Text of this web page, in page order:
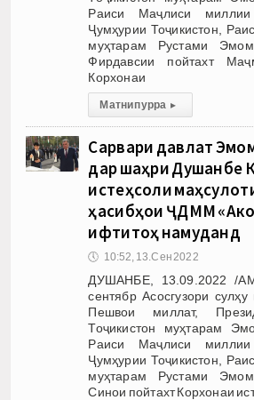
Раиси Маҷлиси
Ҷумҳурии Тоҷикистон,
муҳтарам Рустами
Фирдавсии пойтахт
Корхонаи
Матни пурра ▸
Сарвари давлат
дар шаҳри Душанбе
истеҳсоли
ҳасибҳои ҶДММ
ифтитоҳ намуданд
🕔 10:52, 13.Сен 2022
ДУШАНБЕ, 13.09.2022 /
сентябр Асосгузори
Пешвои миллат,
Тоҷикистон муҳтарам
Раиси Маҷлиси
Ҷумҳурии Тоҷикистон,
муҳтарам Рустами
Синои пойтахт Корхонаи